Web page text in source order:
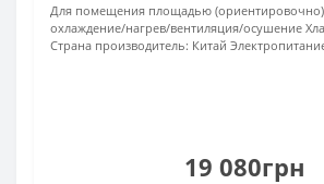
Для помещения площадью (ориентировочно)
охлаждение/нагрев/вентиляция/осушение
Страна производитель: Китай
19 080грн